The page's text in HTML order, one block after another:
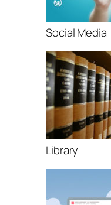
Social Media
Library